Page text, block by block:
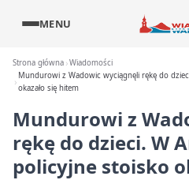
MENU
Strona główna Wiadomości
Mundurowi z Wadowic wyciągnęli rękę do
okazało się hitem
Mundurowi z
rękę do dzieci. W
policyjne stoisko